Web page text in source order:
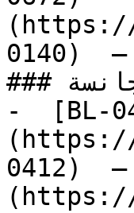
(https://
0140)
### المتجانسة
-  [BL-
(https://
0412)
(https://